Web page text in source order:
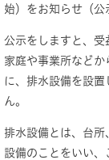
始）をお知らせ（公
公示をしますと、受
家庭や事業所などか
に、排水設備を設
ん。
排水設備とは、台所
設備のことをいい、